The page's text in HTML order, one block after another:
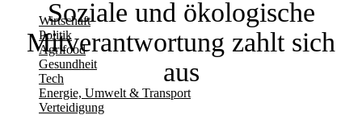
Wirtschaft
Politik
Agrifood
Gesundheit
Tech
Energie, Umwelt & Transport
Verteidigung
Soziale und ökologische
Mitverantwortung zahlt sich
aus